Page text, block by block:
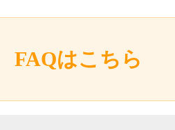
FAQはこちら